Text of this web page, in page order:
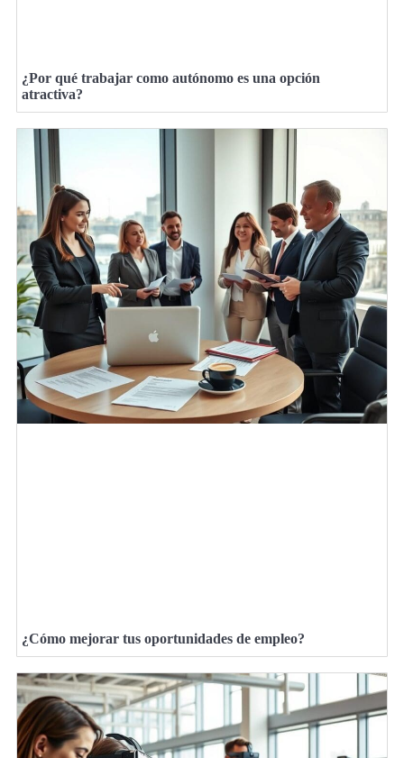
¿Por qué trabajar como autónomo es una opción
atractiva?
¿Cómo mejorar tus oportunidades de empleo?